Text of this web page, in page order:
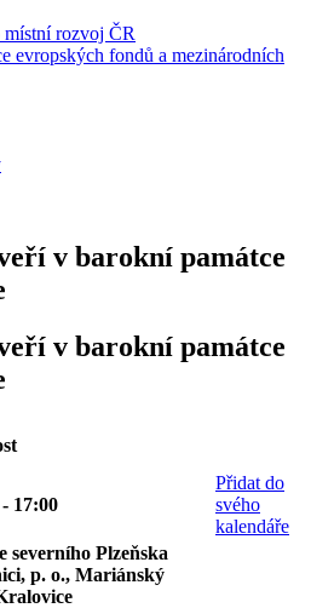
rozvoj ČR
evropských fondů a mezinárodních
v barokní památce
v barokní památce
17:00
Přidat do
svého
kalendáře
severního Plzeňska
p. o., Mariánský